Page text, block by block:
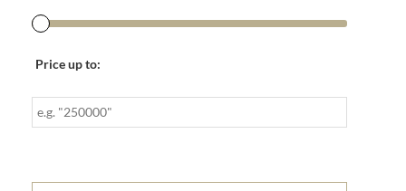
Price up to: